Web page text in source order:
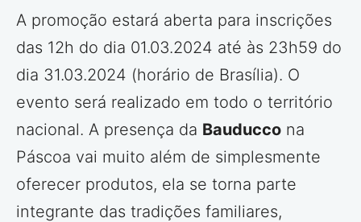
A promoção estará aberta para inscrições
das 12h do dia 01.03.2024 até às 23h59 do
dia 31.03.2024 (horário de Brasília). O
evento será realizado em todo o território
nacional. A presença da Bauducco na
Páscoa vai muito além de simplesmente
oferecer produtos, ela se torna parte
integrante das tradições familiares,